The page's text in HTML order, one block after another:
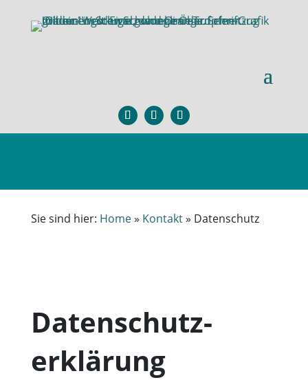
Sie sind hier: Home» Kontakt» Datenschutz
Datenschutz­
erklärung